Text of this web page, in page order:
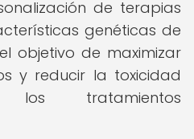
de terapias
genéticas de
objetivo de maximizar
y reducir la toxicidad
tratamientos